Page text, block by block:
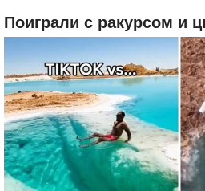
Поиграли с ракурсом и